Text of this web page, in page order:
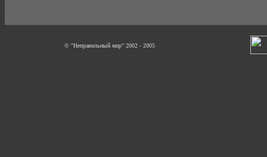
© "Неправильный мир" 2002 - 2005